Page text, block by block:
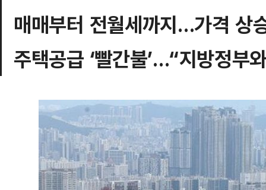
매매부터 전월세까지…가격 상
주택공급 ‘빨간불’…“지방정부